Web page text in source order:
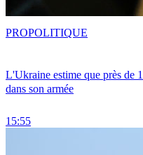
L'Ukraine estime que près de
dans son armée
15:55
PROPOLITIQUE